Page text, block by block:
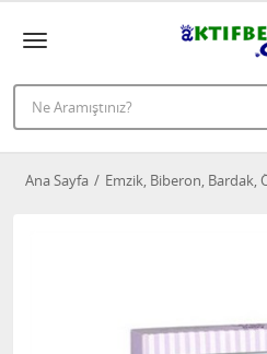
Ana Sayfa Emzik, Biberon, Bardak,